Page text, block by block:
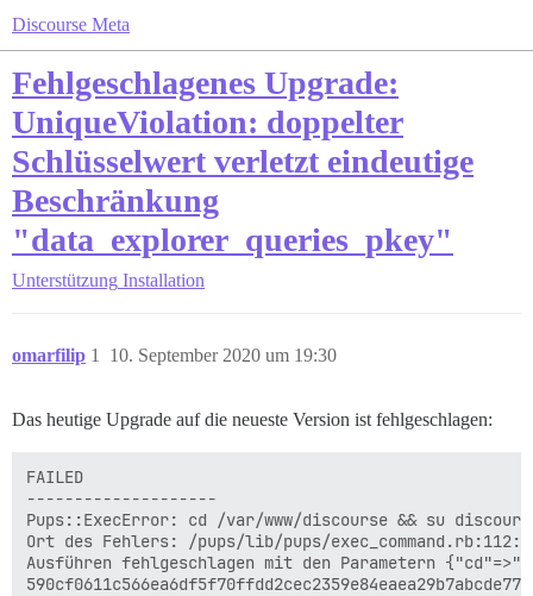
Discourse Meta
Fehlgeschlagenes Upgrade:
UniqueViolation: doppelter
Schlüsselwert verletzt eindeutige
Beschränkung
"data_explorer_queries_pkey"
Unterstützung Installation
omarfilip 10. September 2020 um 19:30
1
Das heutige Upgrade auf die neueste Version ist fehlgeschlagen:
FAILED
--------------------
Pups::ExecError: cd /var/www/discourse && su
Ort des Fehlers: /pups/lib/pups/
Ausführen fehlgeschlagen mit den Parametern